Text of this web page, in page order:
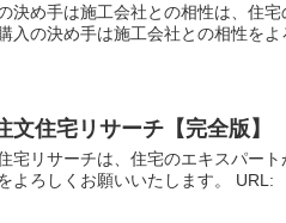
決め手は施工会社との相性は、住
入の決め手は施工会社との相性を
文住宅リサーチ【完全版】
宅リサーチは、住宅のエキスパー
よろしくお願いいたします。 URL: